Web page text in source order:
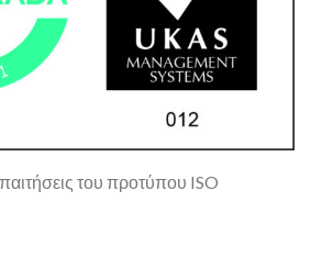
του προτύπου ISO